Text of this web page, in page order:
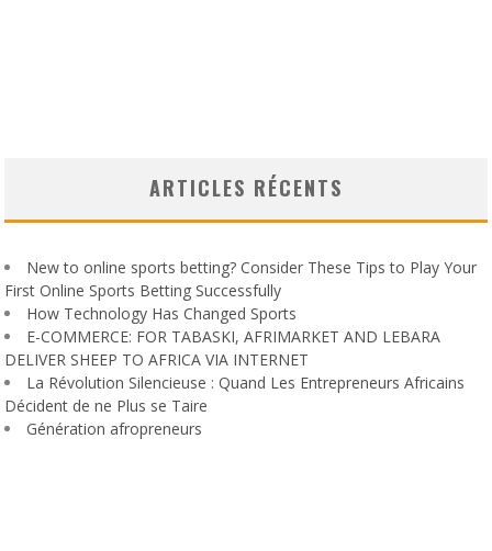
ARTICLES RÉCENTS
New to online sports betting? Consider These Tips to Play Your
First Online Sports Betting Successfully
How Technology Has Changed Sports
E-COMMERCE: FOR TABASKI, AFRIMARKET AND LEBARA
DELIVER SHEEP TO AFRICA VIA INTERNET
La Révolution Silencieuse : Quand Les Entrepreneurs Africains
Décident de ne Plus se Taire
Génération afropreneurs